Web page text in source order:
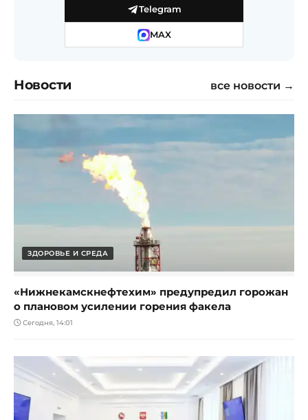
Telegram
MAX
Новости все новости →
ЗДОРОВЬЕ И СРЕДА
«Нижнекамскнефтехим» предупредил горожан
о плановом усилении горения факела
Сегодня, 14:01